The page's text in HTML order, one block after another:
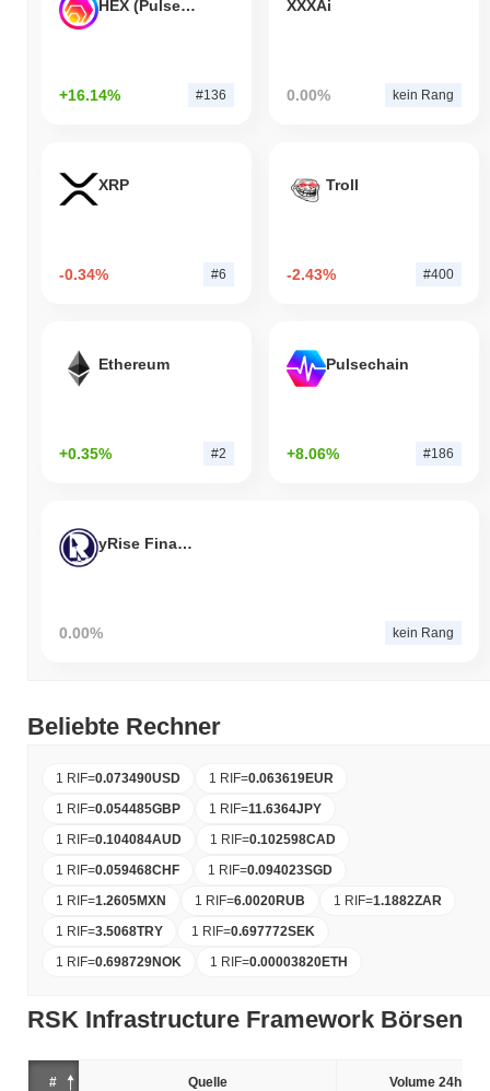
HEX (Pulsechain)
+16.14% #136
XXXAi
0.00% kein Rang
XRP
-0.34% #6
Troll
-2.43% #400
Ethereum
+0.35% #2
Pulsechain
+8.06% #186
yRise Finance
0.00% kein Rang
Beliebte Rechner
1 RIF=0.073490USD 1 RIF=0.063619EUR
1 RIF=0.054485GBP 1 RIF=11.6364JPY
1 RIF=0.104084AUD 1 RIF=0.102598CAD
1 RIF=0.059468CHF 1 RIF=0.094023SGD
1 RIF=1.2605MXN 1 RIF=6.0020RUB 1 RIF=1.1882ZAR
1 RIF=3.5068TRY 1 RIF=0.697772SEK
1 RIF=0.698729NOK 1 RIF=0.00003820ETH
RSK Infrastructure Framework Börsen
# Quelle Volume 24h (%)